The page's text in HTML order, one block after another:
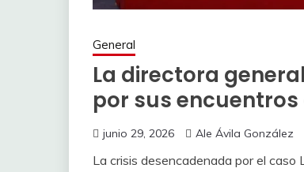
General
La directora
por sus encuentros
junio 29, 2026 Ale Ávila González
La crisis desencadenada por el caso